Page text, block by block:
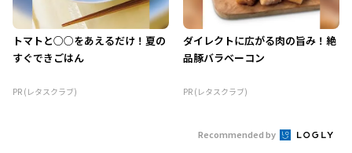
トマトと○○をあえるだけ！夏の
すぐできごはん
PR (レタスクラブ)
ダイレクトに広がる肉の旨み！絶
品豚バラベーコン
PR (レタスクラブ)
Recommended by